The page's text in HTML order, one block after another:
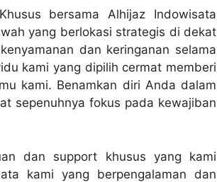
bersama Alhijaz Indowisata
yang berlokasi strategis di dekat
dan keringanan selama
kami yang dipilih cermat memberi
kami. Benamkan diri Anda dalam
sepenuhnya fokus pada kewajiban
dan support khusus yang kami
kami yang berpengalaman dan